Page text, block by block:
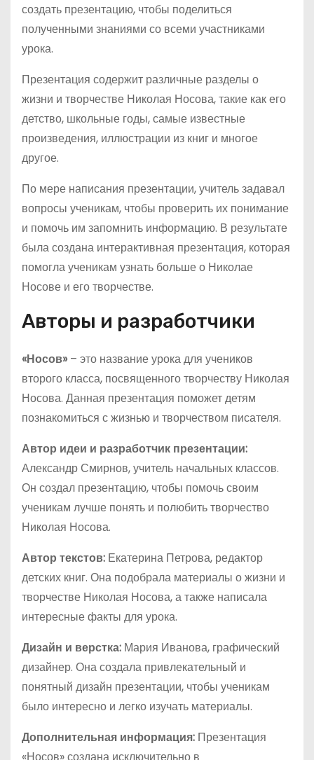
создать презентацию, чтобы поделиться
полученными знаниями со всеми участниками
урока.
Презентация содержит различные разделы о
жизни и творчестве Николая Носова, такие как его
детство, школьные годы, самые известные
произведения, иллюстрации из книг и многое
другое.
По мере написания презентации, учитель задавал
вопросы ученикам, чтобы проверить их понимание
и помочь им запомнить информацию. В результате
была создана интерактивная презентация, которая
помогла ученикам узнать больше о Николае
Носове и его творчестве.
Авторы и разработчики
«Носов»– это название урока для учеников
второго класса, посвященного творчеству Николая
Носова. Данная презентация поможет детям
познакомиться с жизнью и творчеством писателя.
Автор идеи и разработчик презентации:
Александр Смирнов, учитель начальных классов.
Он создал презентацию, чтобы помочь своим
ученикам лучше понять и полюбить творчество
Николая Носова.
Автор текстов: Екатерина Петрова, редактор
детских книг. Она подобрала материалы о жизни и
творчестве Николая Носова, а также написала
интересные факты для урока.
Дизайн и верстка: Мария Иванова, графический
дизайнер. Она создала привлекательный и
понятный дизайн презентации, чтобы ученикам
было интересно и легко изучать материалы.
Дополнительная информация: Презентация